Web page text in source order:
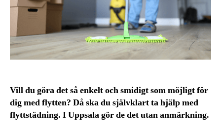
Vill du göra det så enkelt och smidigt som möjligt för
dig med flytten? Då ska du självklart ta hjälp med
flyttstädning. I Uppsala gör de det utan anmärkning.